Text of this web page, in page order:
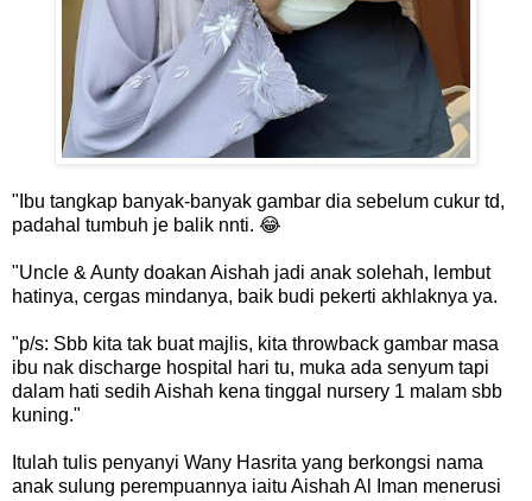
"Ibu tangkap banyak-banyak gambar dia sebelum cukur td,
padahal tumbuh je balik nnti. 😂
"Uncle & Aunty doakan Aishah jadi anak solehah, lembut
hatinya, cergas mindanya, baik budi pekerti akhlaknya ya.
"p/s: Sbb kita tak buat majlis, kita throwback gambar masa
ibu nak discharge hospital hari tu, muka ada senyum tapi
dalam hati sedih Aishah kena tinggal nursery 1 malam sbb
kuning."
Itulah tulis penyanyi Wany Hasrita yang berkongsi nama
anak sulung perempuannya iaitu Aishah Al Iman menerusi